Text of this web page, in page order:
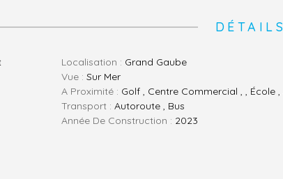
Localisation : Grand Gaube
Vue : Sur Mer
A Proximité : Golf , Centre Commercial , , École
Transport : Autoroute , Bus
Année De Construction : 2023